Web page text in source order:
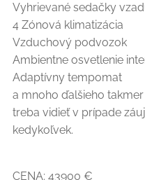
Vyhrievané sedačky
4 Zónová klimatizácia
Vzduchový podvozok
Ambientne osvetlenie
Adaptívny tempomat
a mnoho ďalšieho
treba vidieť v prípade
kedykoľvek.
CENA: 43900 €